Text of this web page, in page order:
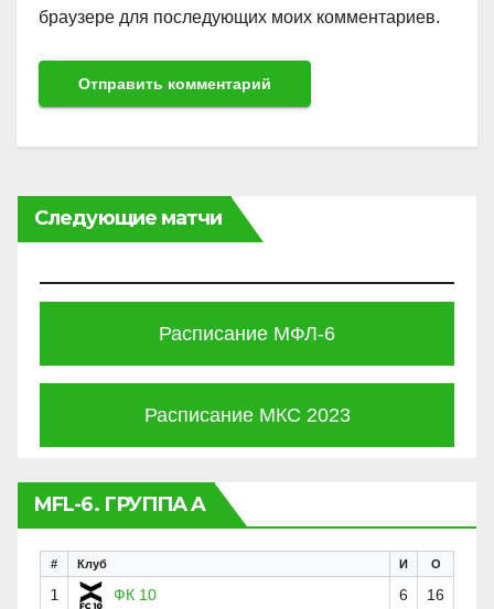
браузере для последующих моих комментариев.
Следующие матчи
Расписание МФЛ-6
Расписание МКС 2023
MFL-6. ГРУППА A
# Клуб И О
1 ФК 10 6 16